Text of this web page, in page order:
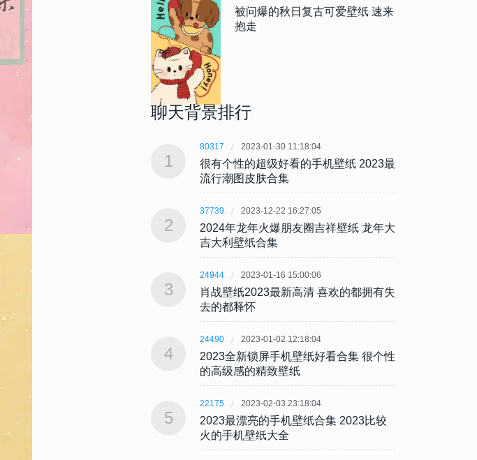
被问爆的秋日复古可爱壁纸 速来
抱走
聊天背景排行
的超级好看的手机壁纸 2023最
年火爆朋友圈吉祥壁纸 龙年大
合集
2023-01-16 15:00:06
2023最新高清 喜欢的都拥有失
亮的手机壁纸合集 2023比较
纸大全
1
80317 2023-01-30 11:18:04
很有个性的超级好看的手机壁纸 2023最
流行潮图皮肤合集
2
37739 2023-12-22 16:27:05
2024年龙年火爆朋友圈吉祥壁纸 龙年大
吉大利壁纸合集
3
24944 2023-01-16 15:00:06
肖战壁纸2023最新高清 喜欢的都拥有失
去的都释怀
4
24490 2023-01-02 12:18:04
2023全新锁屏手机壁纸好看合集 很个性
的高级感的精致壁纸
5
22175 2023-02-03 23:18:04
2023最漂亮的手机壁纸合集 2023比较
火的手机壁纸大全